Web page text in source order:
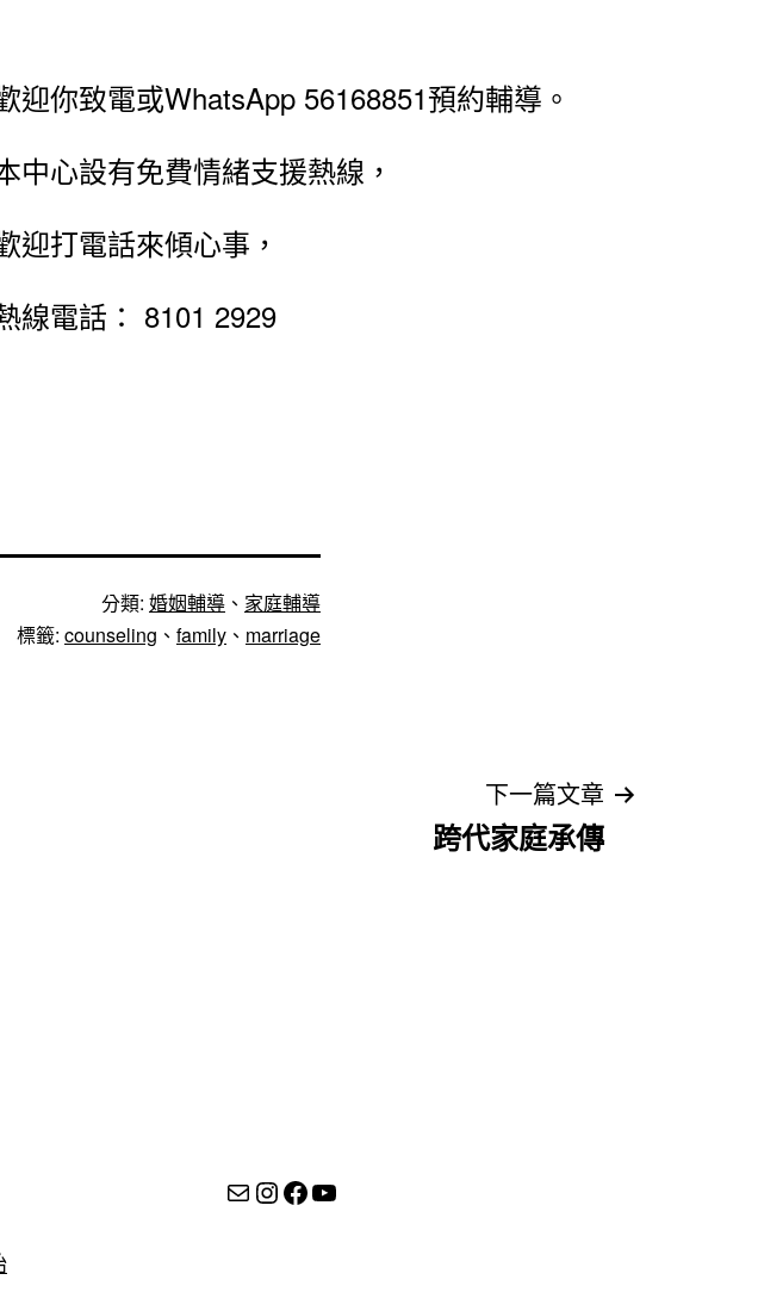
迎你致電或WhatsApp 56168851預約輔導。
中心設有免費情緒支援熱線，
迎打電話來傾心事，
線電話： 8101 2929
分類: 婚姻輔導 、 家庭輔導
標籤: counseling 、 family 、 marriage
下一篇文章
跨代家庭承傳
MailInstagram
Facebook
YouTube